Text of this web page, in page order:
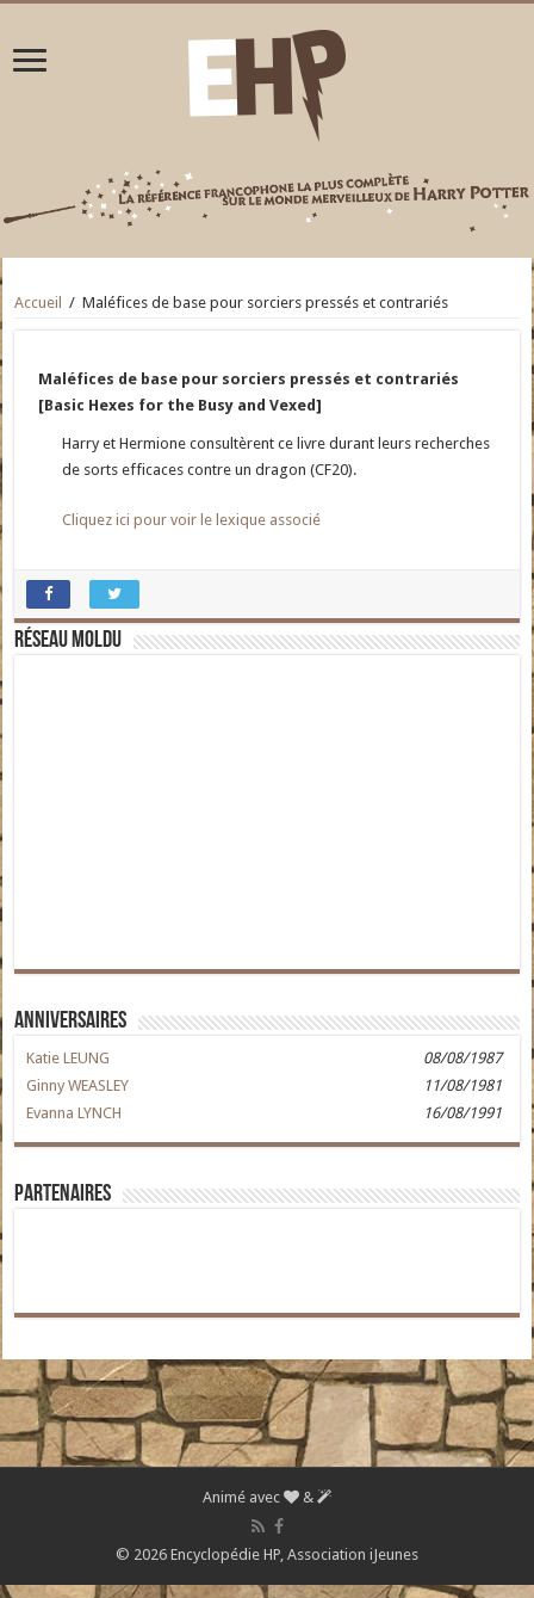
Accueil / Maléfices de base pour sorciers pressés et contrariés
Maléfices de base pour sorciers pressés et contrariés
[Basic Hexes for the Busy and Vexed]
Harry et Hermione consultèrent ce livre durant leurs recherches
de sorts efficaces contre un dragon (CF20).
Cliquez ici pour voir le lexique associé
Réseau moldu
Anniversaires
Katie LEUNG
08/08/1987
Ginny WEASLEY
11/08/1981
Evanna LYNCH
16/08/1991
Partenaires
Animé avec &
© 2026 Encyclopédie HP, Association iJeunes